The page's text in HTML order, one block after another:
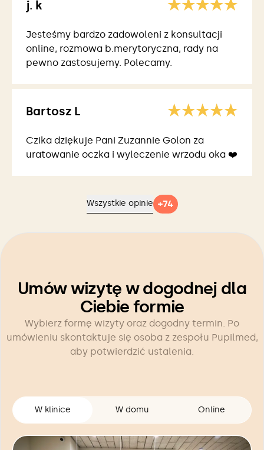
j. k
Jesteśmy bardzo zadowoleni z konsultacji
online, rozmowa b.merytoryczna, rady na
pewno zastosujemy. Polecamy.
Bartosz L
Czika dziękuje Pani Zuzannie Golon za
uratowanie oczka i wyleczenie wrzodu oka ❤️
Wszystkie opinie +74
Umów wizytę w dogodnej dla
Ciebie formie
Wybierz formę wizyty oraz dogodny termin. Po
umówieniu skontaktuje się osoba z zespołu Pupilmed,
aby potwierdzić ustalenia.
W klinice W domu Online